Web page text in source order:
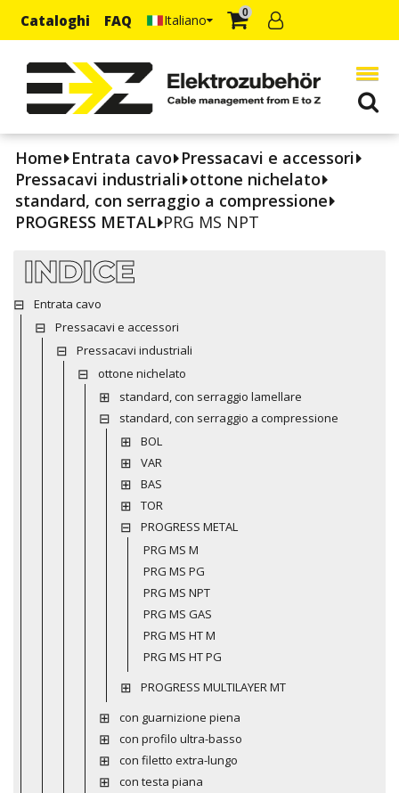
Cataloghi FAQ Italiano 0
Home Entrata cavo Pressacavi e accessori
Pressacavi industriali ottone nichelato
standard, con serraggio a compressione
PROGRESS METAL PRG MS NPT
INDICE
Entrata cavo
Pressacavi e accessori
Pressacavi industriali
ottone nichelato
standard, con serraggio lamellare
standard, con serraggio a compressione
BOL
VAR
BAS
TOR
PROGRESS METAL
PRG MS M
PRG MS PG
PRG MS NPT
PRG MS GAS
PRG MS HT M
PRG MS HT PG
PROGRESS MULTILAYER MT
con guarnizione piena
con profilo ultra-basso
con filetto extra-lungo
con testa piana